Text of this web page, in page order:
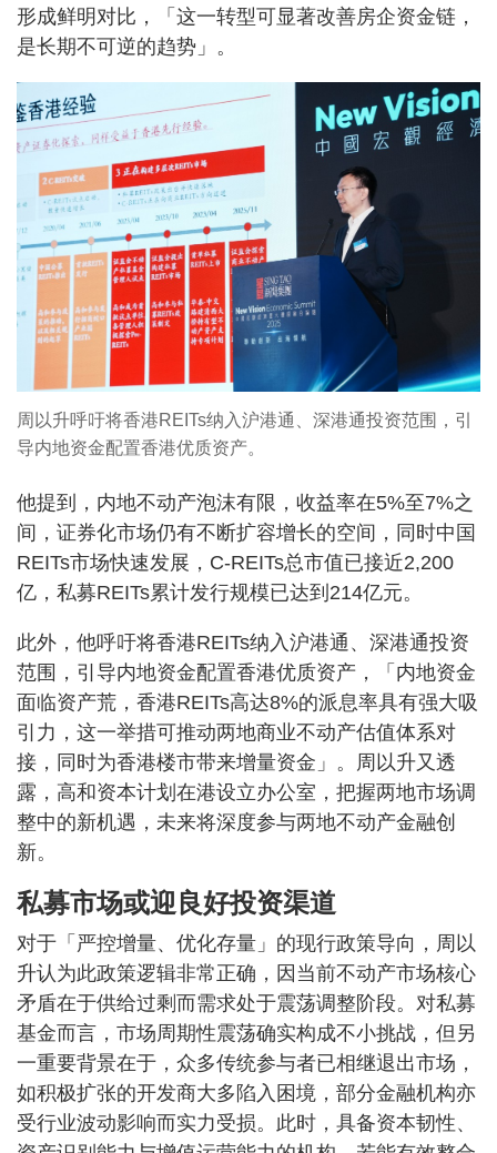
形成鲜明对比，「这一转型可显著改善房企资金链，
是长期不可逆的趋势」。
周以升呼吁将香港REITs纳入沪港通、深港通投资范围，引
导内地资金配置香港优质资产。
他提到，内地不动产泡沫有限，收益率在5%至7%之
间，证券化市场仍有不断扩容增长的空间，同时中国
REITs市场快速发展，C-REITs总市值已接近2,200
亿，私募REITs累计发行规模已达到214亿元。
此外，他呼吁将香港REITs纳入沪港通、深港通投资
范围，引导内地资金配置香港优质资产，「内地资金
面临资产荒，香港REITs高达8%的派息率具有强大吸
引力，这一举措可推动两地商业不动产估值体系对
接，同时为香港楼市带来增量资金」。周以升又透
露，高和资本计划在港设立办公室，把握两地市场调
整中的新机遇，未来将深度参与两地不动产金融创
新。
私募市场或迎良好投资渠道
对于「严控增量、优化存量」的现行政策导向，周以
升认为此政策逻辑非常正确，因当前不动产市场核心
矛盾在于供给过剩而需求处于震荡调整阶段。对私募
基金而言，市场周期性震荡确实构成不小挑战，但另
一重要背景在于，众多传统参与者已相继退出市场，
如积极扩张的开发商大多陷入困境，部分金融机构亦
受行业波动影响而实力受损。此时，具备资本韧性、